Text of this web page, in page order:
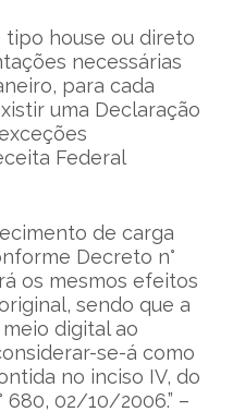
house ou direto
necessárias
para cada
uma Declaração
Federal
de carga
Decreto n°
os mesmos efeitos
sendo que a
digital ao
se-á como
no inciso IV, do
680, 02/10/2006.” –